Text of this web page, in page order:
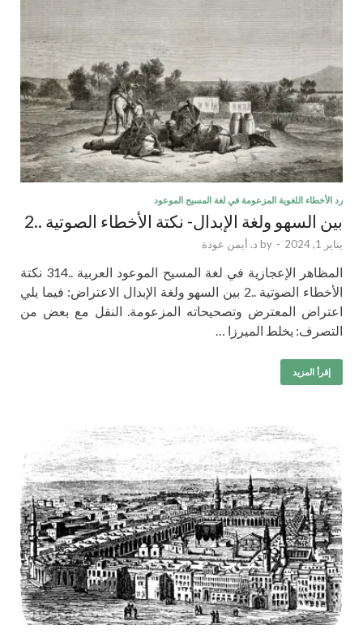
رد الأخطاء اللغوية المزعومة في لغة المسيح الموعود
بين السهو ولغة الإبدال- نكتة الأخطاء الصوتية ..2
يناير 1, 2024 -
by د. أيمن عودة
المظاهر الإعجازية في لغة المسيح الموعود العربية ..314 نكتة
الأخطاء الصوتية ..2 بين السهو ولغة الإبدال الاعتراض: فيما يلي
اعتراض المعترض وتصحيحاته المزعومة. النقل مع بعض من
التصرف: يخلط الميرزا …
إقرأ المزيد